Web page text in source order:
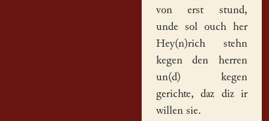
von erst stund,
unde sol ouch her
Hey(n)rich stehn
kegen den herren
un(d) kegen
gerichte, daz diz ir
willen sie.